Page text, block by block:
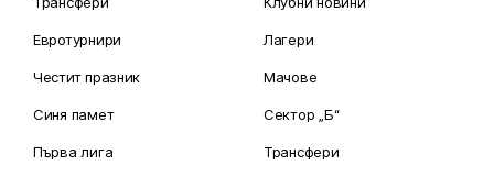
Евротурнири
Честит празник
Синя памет
Първа лига
Лагери
Мачове
Сектор „Б“
Трансфери